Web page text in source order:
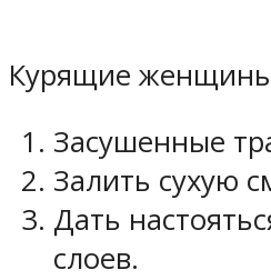
Курящие женщины
Засушенные
Залить сухую
Дать
слоев.